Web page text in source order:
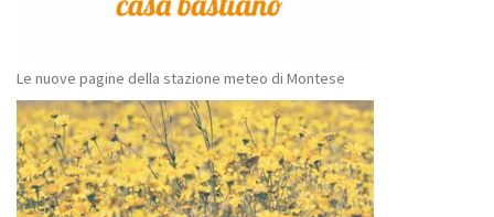
Le nuove pagine della stazione meteo di Montese